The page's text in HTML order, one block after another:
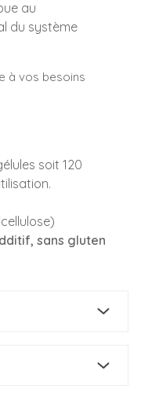
au
du système
à vos besoins
soit 120
sans gluten